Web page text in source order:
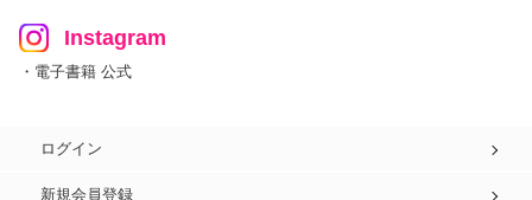
Instagram
・電子書籍 公式
ログイン
新規会員登録